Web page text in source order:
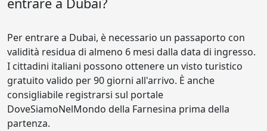
entrare a Dubai?
Per entrare a Dubai, è necessario un passaporto con
validità residua di almeno 6 mesi dalla data di ingresso.
I cittadini italiani possono ottenere un visto turistico
gratuito valido per 90 giorni all'arrivo. È anche
consigliabile registrarsi sul portale
DoveSiamoNelMondo della Farnesina prima della
partenza.